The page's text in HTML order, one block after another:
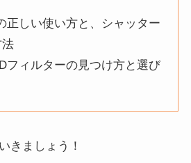
正しい使い方と、シャッター
フィルターの見つけ方と選び
きましょう！